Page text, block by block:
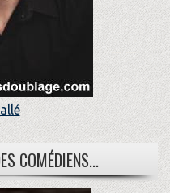
COMÉDIENS...